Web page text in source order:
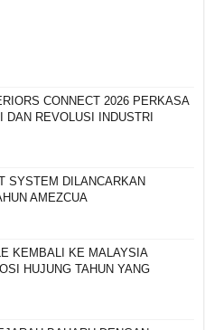
CONNECT 2026 PERKASA
DAN REVOLUSI INDUSTRI
SYSTEM DILANCARKAN
AMEZCUA
KEMBALI KE MALAYSIA
HUJUNG TAHUN YANG